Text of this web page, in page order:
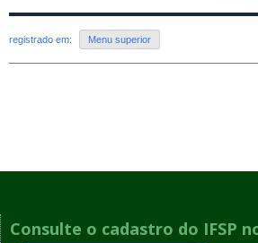
registrado em: Menu superior
Consulte o cadastro do IFSP